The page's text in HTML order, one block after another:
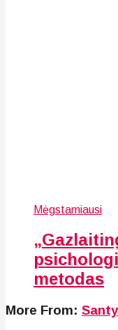
Mėgstamiausi
metodas
More From: